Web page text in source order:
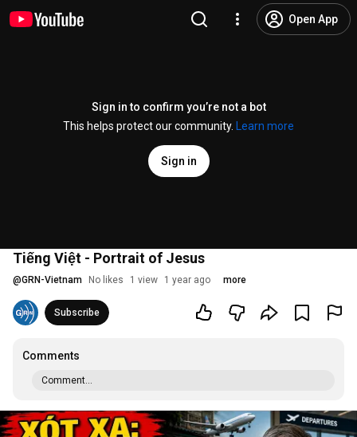
Open App
Sign in to confirm you’re not a bot
This helps protect our community.
Learn more
Sign in
Tiếng Việt - Portrait of Jesus
@GRN-Vietnam No likes 1 view 1 year ago more
Subscribe
Comments
Comment...